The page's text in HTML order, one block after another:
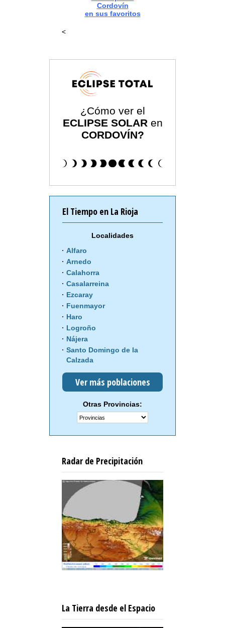
Cordovín
en sus favoritos
<
¿Cómo ver el
ECLIPSE SOLAR en
CORDOVÍN?
El Tiempo en La Rioja
Localidades
Alfaro
Arnedo
Calahorra
Casalarreina
Ezcaray
Fuenmayor
Haro
Logroño
Nájera
Santo Domingo de la
Calzada
Ver más poblaciones
Otras Provincias:
Radar de Precipitación
La Tierra desde el Espacio